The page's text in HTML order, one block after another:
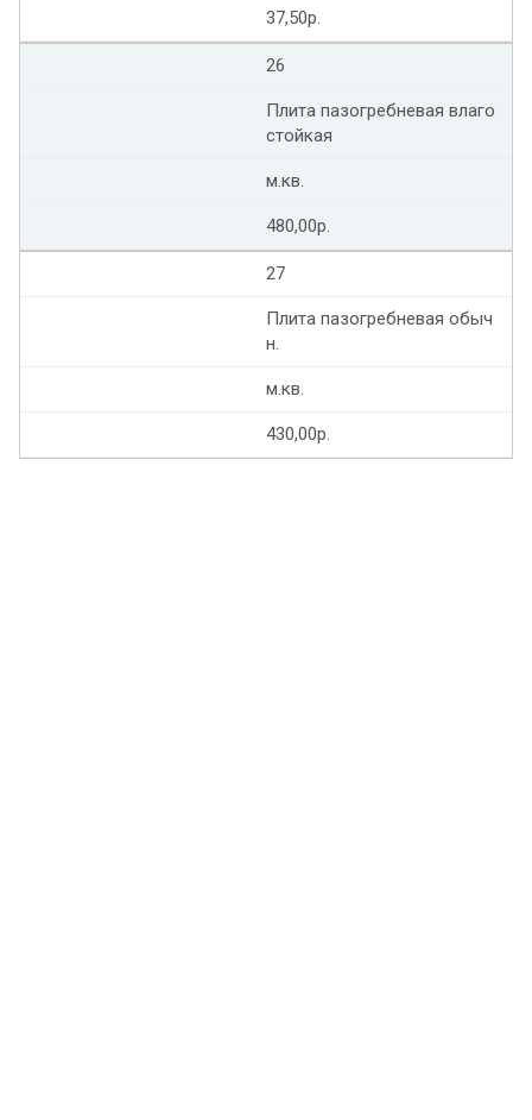
37,50р.
26
Плита пазогребневая влаго
стойкая
м.кв.
480,00р.
27
Плита пазогребневая обыч
н.
м.кв.
430,00р.